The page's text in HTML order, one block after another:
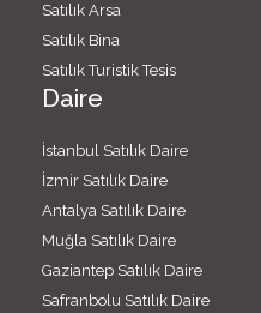
Satılık Arsa
Satılık Bina
Satılık Turistik Tesis
Daire
İstanbul Satılık Daire
İzmir Satılık Daire
Antalya Satılık Daire
Muğla Satılık Daire
Gaziantep Satılık Daire
Safranbolu Satılık Daire